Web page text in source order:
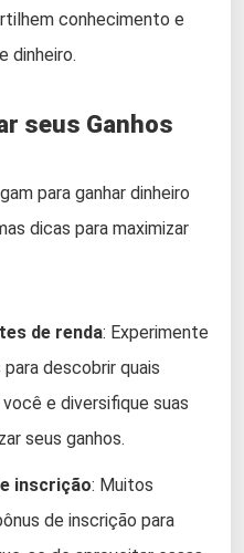
conhecimento e
dinheiro.
seus Ganhos
para ganhar dinheiro
dicas para maximizar
de renda: Experimente
descobrir quais
e diversifique suas
seus ganhos.
inscrição: Muitos
de inscrição para